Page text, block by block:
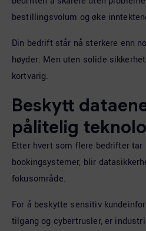
bestillingsvolum og øke
Din bedrift står nå sterkere enn
høyder. Men uten solide
kortvarig.
Beskytt
pålitelig
Etter hvert som flere bedrifter
bookingsystemer, blir
fokusområde.
For å beskytte sensitiv
tilgang og cybertrusler, er